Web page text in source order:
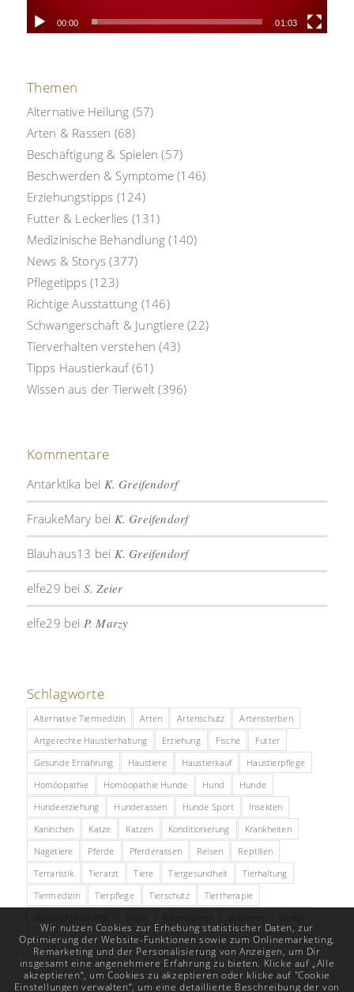
00:00 01:03
Themen
Alternative Heilung (57)
Arten & Rassen (68)
Beschäftigung & Spielen (57)
Beschwerden & Symptome (146)
Erziehungstipps (124)
Futter & Leckerlies (131)
Medizinische Behandlung (140)
News & Storys (377)
Pflegetipps(123)
Richtige Ausstattung (146)
Schwangerschaft & Jungtiere (22)
Tierverhalten verstehen (43)
Tipps Haustierkauf (61)
Wissen aus der Tierwelt (396)
Kommentare
Antarktika bei K. Greifendorf
FraukeMary bei K. Greifendorf
Blauhaus13 bei K. Greifendorf
elfe29 bei S. Zeier
elfe29 bei P. Marzy
Schlagworte
Alternative Tiermedizin Arten Artenschutz
Artensterben
Artgerechte Haustierhaltung
Erziehung Fische
Futter
Gesunde Ernährung
Haustiere Haustierkauf
Haustierpflege
Homöopathie
Homöopathie Hunde Hund
Hunde
Hundeerziehung
Hunderassen Hunde Sport
Insekten
Kaninchen
Katze Katzen Konditionierung
Krankheiten
Nagetiere
Pferde Pferderassen Reisen
Reptilien
Terraristik
Tierarzt Tiere Tiergesundheit
Tierhaltung
Tiermedizin
Tierpflege Tierschutz
Tiertherapie
Zoo
Wir nutzen Cookies zur Erhebung statistischer Daten, zur
Optimierung der Website-Funktionen sowie zum Onlinemarketing,
Remarketing und der Personalisierung von Anzeigen, um Dir
insgesamt eine angenehmere Erfahrung zu bieten. Klicke auf „Alle
akzeptieren“, um Cookies zu akzeptieren oder klicke auf "Cookie
Einstellungen verwalten“, um eine detaillierte Beschreibung der von